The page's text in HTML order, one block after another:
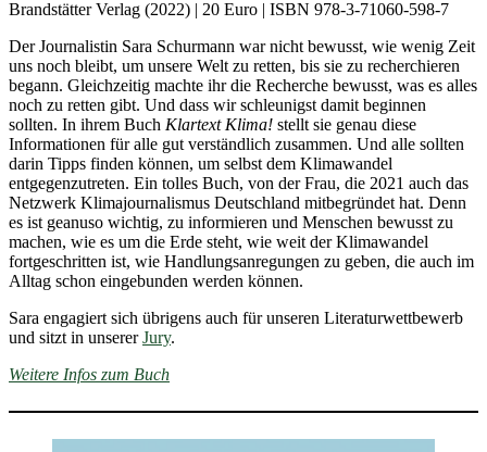
Brandstätter Verlag (2022) | 20 Euro | ISBN 978-3-71060-598-7
Der Journalistin Sara Schurmann war nicht bewusst, wie wenig Zeit
uns noch bleibt, um unsere Welt zu retten, bis sie zu recherchieren
begann. Gleichzeitig machte ihr die Recherche bewusst, was es alles
noch zu retten gibt. Und dass wir schleunigst damit beginnen
sollten. In ihrem Buch Klartext Klima! stellt sie genau diese
Informationen für alle gut verständlich zusammen. Und alle sollten
darin Tipps finden können, um selbst dem Klimawandel
entgegenzutreten. Ein tolles Buch, von der Frau, die 2021 auch das
Netzwerk Klimajournalismus Deutschland mitbegründet hat. Denn
es ist geanuso wichtig, zu informieren und Menschen bewusst zu
machen, wie es um die Erde steht, wie weit der Klimawandel
fortgeschritten ist, wie Handlungsanregungen zu geben, die auch im
Alltag schon eingebunden werden können.
Sara engagiert sich übrigens auch für unseren Literaturwettbewerb
und sitzt in unsererJury.
Weitere Infos zum Buch